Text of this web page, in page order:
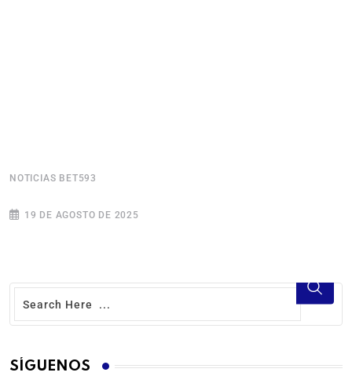
NOTICIAS BET593
19 DE AGOSTO DE 2025
SÍGUENOS